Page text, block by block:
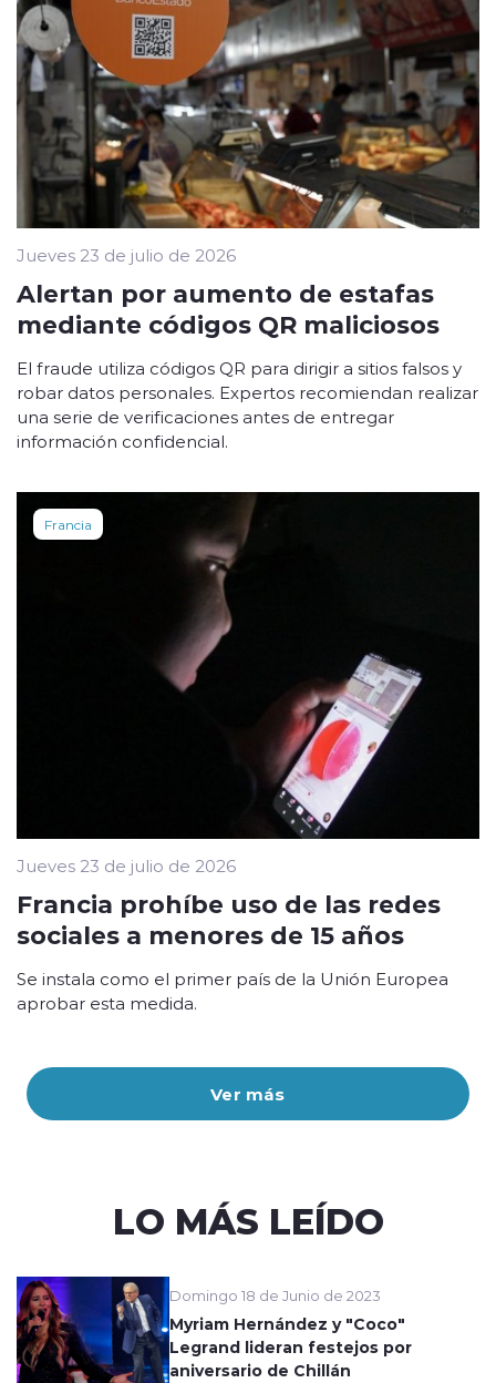
Ver más
Jueves 23 de julio de 2026
Alertan por aumento de estafas
mediante códigos QR maliciosos
El fraude utiliza códigos QR para dirigir a sitios falsos y
robar datos personales. Expertos recomiendan realizar
una serie de verificaciones antes de entregar
información confidencial.
Francia
Jueves 23 de julio de 2026
Francia prohíbe uso de las redes
sociales a menores de 15 años
Se instala como el primer país de la Unión Europea
aprobar esta medida.
LO MÁS LEÍDO
Domingo 18 de Junio de 2023
Myriam Hernández y "Coco"
Legrand lideran festejos por
aniversario de Chillán